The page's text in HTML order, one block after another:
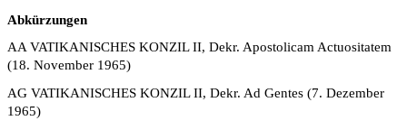
Abkürzungen
AA VATIKANISCHES KONZIL II, Dekr. Apostolicam Actuositatem
(18. November 1965)
AG VATIKANISCHES KONZIL II, Dekr. Ad Gentes (7. Dezember
1965)